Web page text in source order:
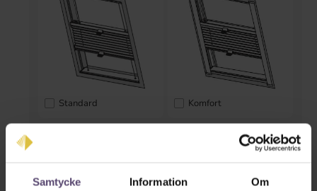
Samtycke Information Om
Standard Komfort
* Inmatning saknas *